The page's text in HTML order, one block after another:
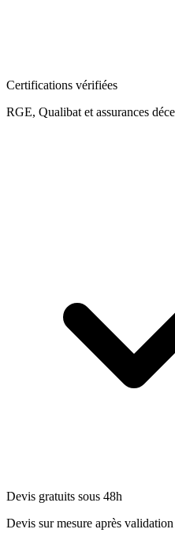
Certifications vérifiées
RGE, Qualibat et assurances
Devis gratuits sous 48h
Devis sur mesure après